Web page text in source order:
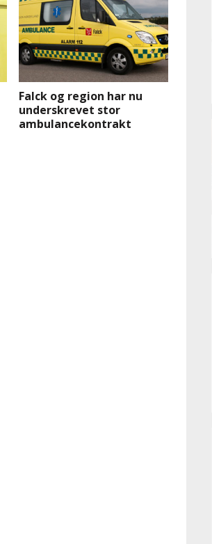
Falck og region har nu
underskrevet stor
ambulancekontrakt